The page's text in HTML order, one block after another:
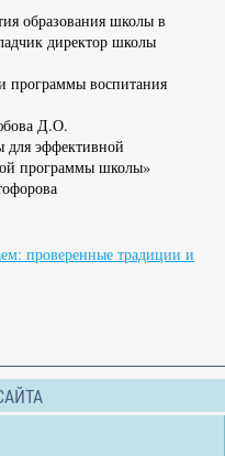
образования школы в
директор школы
программы воспитания
Д.О.
для эффективной
программы школы»
проверенные традиции и